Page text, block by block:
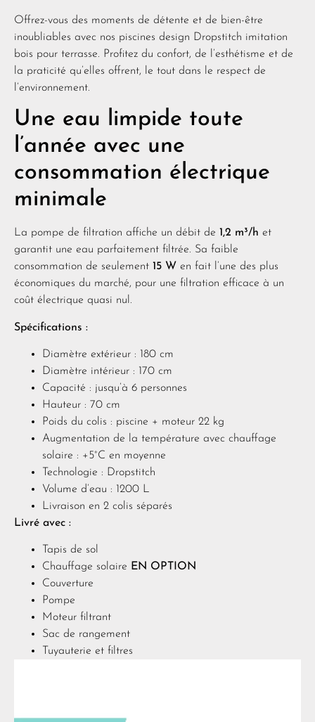
Offrez-vous des moments de détente et de bien-être
inoubliables avec nos piscines design Dropstitch imitation
bois pour terrasse. Profitez du confort, de l’esthétisme et de
la praticité qu’elles offrent, le tout dans le respect de
l’environnement.
Une eau limpide toute
l’année avec une
consommation électrique
minimale
La pompe de filtration affiche un débit de 1,2 m³/h et
garantit une eau parfaitement filtrée. Sa faible
consommation de seulement 15 W en fait l’une des plus
économiques du marché, pour une filtration efficace à un
coût électrique quasi nul.
Spécifications :
Diamètre extérieur : 180 cm
Diamètre intérieur : 170 cm
Capacité : jusqu’à 6 personnes
Hauteur : 70 cm
Poids du colis : piscine + moteur 22 kg
Augmentation de la température avec chauffage
solaire : +5°C en moyenne
Technologie : Dropstitch
Volume d’eau : 1200 L
Livraison en 2 colis séparés
Livré avec :
Tapis de sol
Chauffage solaire EN OPTION
Couverture
Pompe
Moteur filtrant
Sac de rangement
Tuyauterie et filtres